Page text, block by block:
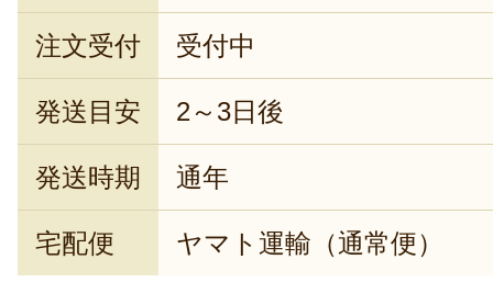
注文受付 受付中
発送目安 2～3日後
発送時期 通年
宅配便 ヤマト運輸（通常便）